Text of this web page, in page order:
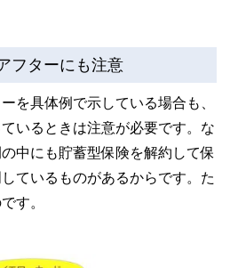
フターにも注意
を具体例で示している場合も、
いるときは注意が必要です。な
中にも貯蓄型保険を解約して保
ているものがあるからです。た
す。